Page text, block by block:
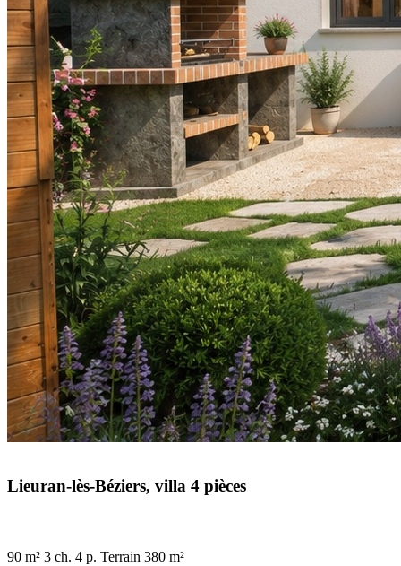
Lieuran-lès-Béziers, villa 4 pièces
90 m² 3 ch. 4 p. Terrain 380 m²